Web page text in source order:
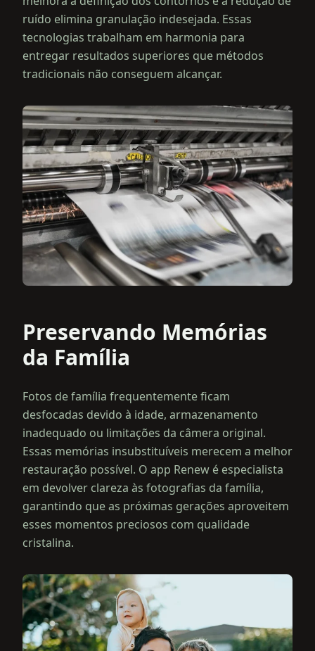
ruído elimina granulação indesejada. Essas
tecnologias trabalham em harmonia para
entregar resultados superiores que métodos
tradicionais não conseguem alcançar.
Preservando Memórias
da Família
Fotos de família frequentemente ficam
desfocadas devido à idade, armazenamento
inadequado ou limitações da câmera original.
Essas memórias insubstituíveis merecem a melhor
restauração possível. O app Renew é especialista
em devolver clareza às fotografias da família,
garantindo que as próximas gerações aproveitem
esses momentos preciosos com qualidade
cristalina.